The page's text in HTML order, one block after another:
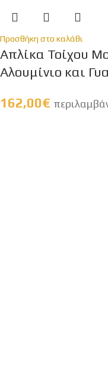
Προσθήκη στο καλάθι
Απλίκα Τοίχου
Αλουμίνιο και
162,00€